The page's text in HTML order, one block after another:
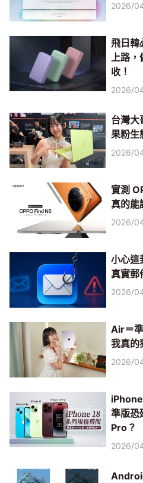
2026/
飛日韓
上路，
收！
2026/
台灣大
果粉生
2026/
實測
真的能
2026/
小心這
真實郵
2026/
Air＝
我真的
2026/
準版恐
Pro？
2026/